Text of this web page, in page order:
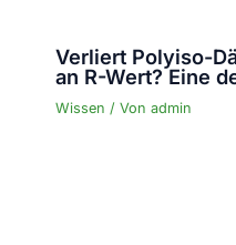
Verliert Polyiso-
an R-Wert? Eine
Wissen / Von admin